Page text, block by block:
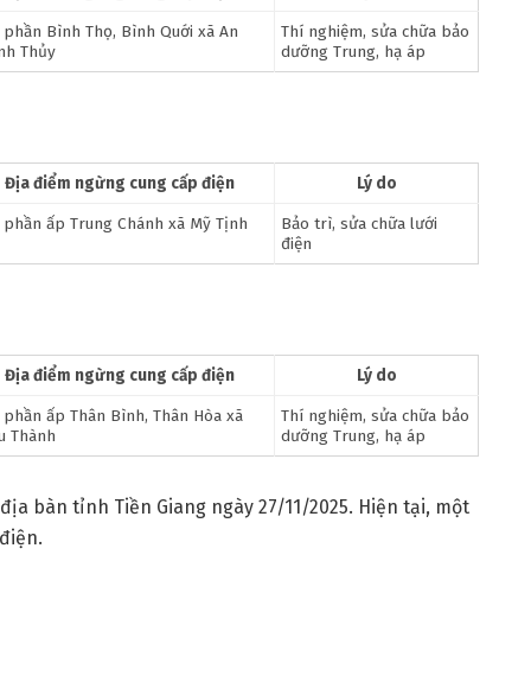
Bình Thọ, Bình Quới xã An
Thủy
Thí nghiệm, sửa chữa bảo
dưỡng Trung, hạ áp
Địa điểm ngừng cung cấp điện
Lý do
ấp Trung Chánh xã Mỹ Tịnh
Bảo trì, sửa chữa lưới
điện
Địa điểm ngừng cung cấp điện
Lý do
ấp Thân Bình, Thân Hòa xã
Thành
Thí nghiệm, sửa chữa bảo
dưỡng Trung, hạ áp
bàn tỉnh Tiền Giang ngày 27/11/2025. Hiện tại, một